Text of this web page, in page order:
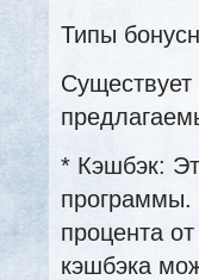
Типы
* Кэшбэк:
программы.
процента
кэшбэка